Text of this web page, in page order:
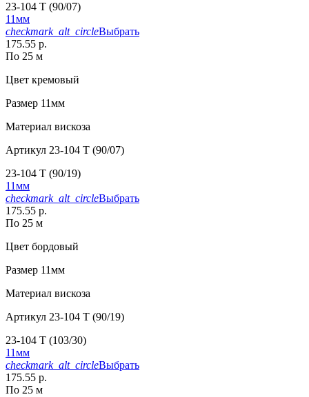
23-104 T (90/07)
11мм
checkmark_alt_circleВыбрать
175.55 р.
По 25 м
Цвет кремовый
Размер 11мм
Материал вискоза
Артикул 23-104 T (90/07)
23-104 T (90/19)
11мм
checkmark_alt_circleВыбрать
175.55 р.
По 25 м
Цвет бордовый
Размер 11мм
Материал вискоза
Артикул 23-104 T (90/19)
23-104 T (103/30)
11мм
checkmark_alt_circleВыбрать
175.55 р.
По 25 м